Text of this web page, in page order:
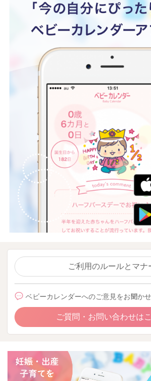
ご利用のルールとマナ
ベビーカレンダーへのご意見をお聞か
ご質問・お問い合わせは